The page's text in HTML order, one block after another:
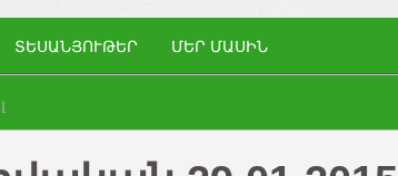
ՏԵՍԱՆՅՈՒԹԵՐ ՄԵՐ ՄԱՍԻՆ